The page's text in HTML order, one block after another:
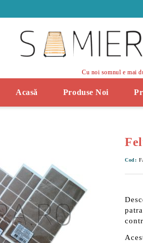
Cu noi somnul e mai
Acasă Produse Noi
Cod: